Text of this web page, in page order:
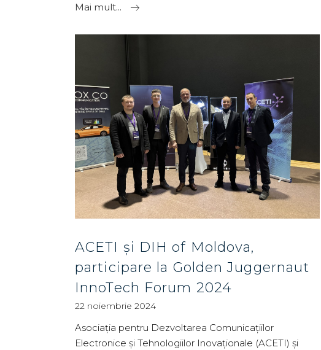
Mai mult...
ACETI și DIH of Moldova,
participare la Golden Juggernaut
InnoTech Forum 2024
22 noiembrie 2024
Asociația pentru Dezvoltarea Comunicațiilor
Electronice și Tehnologiilor Inovaționale (ACETI) și